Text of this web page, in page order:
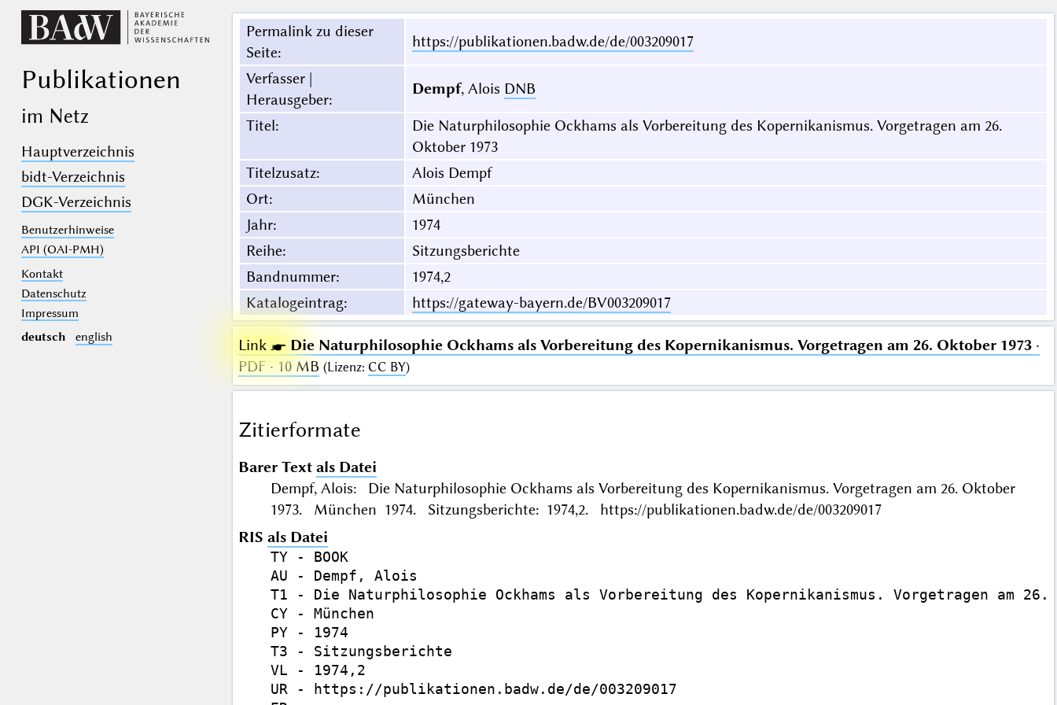
Publikationen
im Netz
Hauptverzeichnis
bidt-Verzeichnis
DGK-Verzeichnis
Benutzerhinweise
API (OAI-PMH)
Kontakt
Datenschutz
Impressum
deutsch
english
Permalink zu dieser
Seite:
https://publikationen.badw.de/de/003209017
Verfasser |
Herausgeber:
Dempf, Alois DNB
Titel:
Die Naturphilosophie Ockhams als Vorbereitung des Kopernikanismus. Vorgetragen am 26.
Oktober 1973
Titelzusatz:
Alois Dempf
Ort:
München
Jahr:
1974
Reihe:
Sitzungsberichte
Bandnummer:
1974,2
Katalogeintrag: https://gateway-bayern.de/BV003209017
Link ☛ Die Naturphilosophie Ockhams als Vorbereitung des Kopernikanismus. Vorgetragen am 26. Oktober 1973·
PDF · 10 MB (Lizenz: CC BY)
Zitierformate
Barer Text als Datei
Dempf, Alois: Die Naturphilosophie Ockhams als Vorbereitung des Kopernikanismus. Vorgetragen am 26. Oktober
1973. München 1974. Sitzungsberichte: 1974,2. https://publikationen.badw.de/de/003209017
RIS als Datei
TY - BOOK
AU - Dempf, Alois
T1 - Die Naturphilosophie Ockhams als Vorbereitung des Kopernikanismus. Vorgetragen am 26.
CY - München
PY - 1974
T3 - Sitzungsberichte
VL - 1974,2
UR - https://publikationen.badw.de/de/003209017